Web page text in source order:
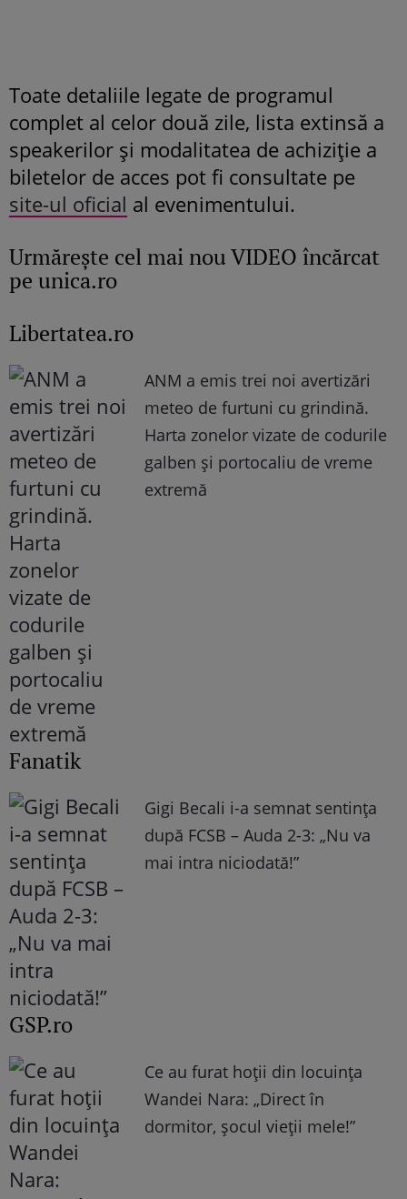
Toate detaliile legate de programul
complet al celor două zile, lista extinsă a
speakerilor și modalitatea de achiziție a
biletelor de acces pot fi consultate pe
site-ul oficial al evenimentului.
Urmăreşte cel mai nou VIDEO încărcat
pe unica.ro
Libertatea.ro
ANM a emis trei noi avertizări
meteo de furtuni cu grindină.
Harta zonelor vizate de codurile
galben și portocaliu de vreme
extremă
Fanatik
Gigi Becali i-a semnat sentința
după FCSB – Auda 2-3: „Nu va
mai intra niciodată!”
GSP.ro
Ce au furat hoții din locuința
Wandei Nara: „Direct în
dormitor, șocul vieții mele!”